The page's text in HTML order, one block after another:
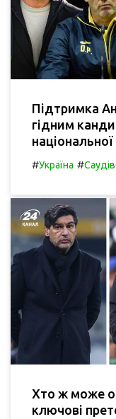
Підтримка
гідним
національної
#Україна #
Хто ж може
ключові